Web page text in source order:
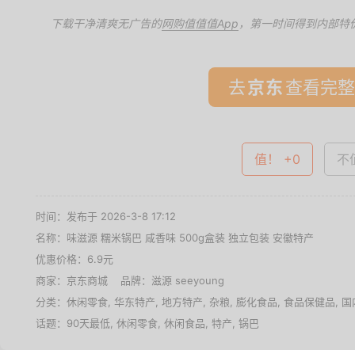
下载干净清爽无广告的网购值值值App ，第一时间得到内部特
去 查看完
值！ +0 不
时间：发布于 2026-3-8 17:12
名称： 味滋源 糯米锅巴 咸香味 500g盒装 独立包装 安徽特产
优惠价格： 6.9元
商家： 京东商城 品牌： 滋源 seeyoung
分类： 休闲零食 华东特产 地方特产 杂粮 膨化食品 食品保健品
国
话题： 90天最低 休闲零食 休闲食品 特产 锅巴